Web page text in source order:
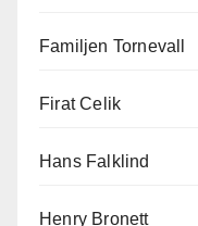
Familjen Tornevall
Firat Celik
Hans Falklind
Henry Bronett